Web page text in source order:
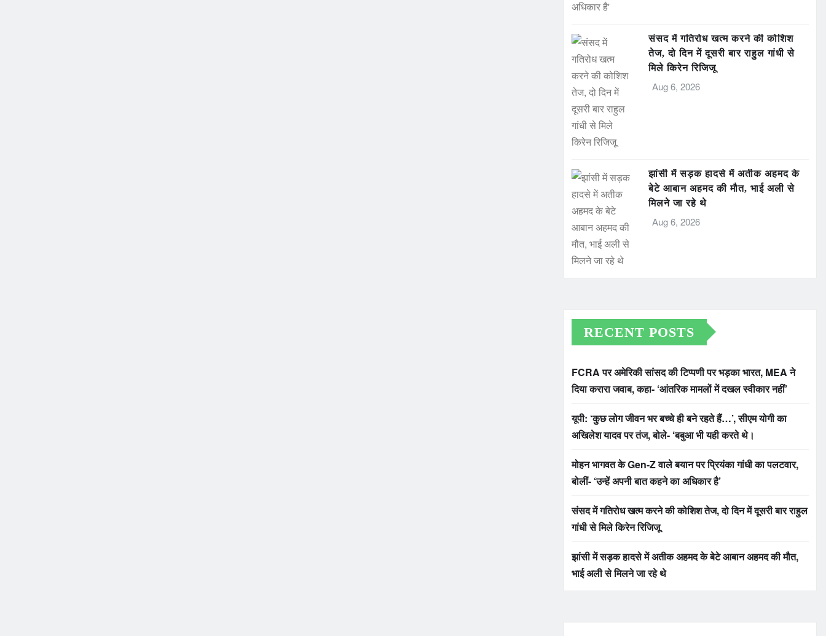
संसद में गतिरोध खत्म करने की कोशिश
तेज, दो दिन में दूसरी बार राहुल गांधी से
मिले किरेन रिजिजू
Aug 6, 2026
झांसी में सड़क हादसे में अतीक अहमद के
बेटे आबान अहमद की मौत, भाई अली से
मिलने जा रहे थे
Aug 6, 2026
RECENT POSTS
FCRA पर अमेरिकी सांसद की टिप्पणी पर भड़का भारत, MEA ने
दिया करारा जवाब, कहा- ‘आंतरिक मामलों में दखल स्वीकार नहीं’
यूपी: ‘कुछ लोग जीवन भर बच्चे ही बने रहते हैं…’, सीएम योगी का
अखिलेश यादव पर तंज, बोले- ‘बबुआ भी यही करते थे।
मोहन भागवत के Gen-Z वाले बयान पर प्रियंका गांधी का पलटवार,
बोलीं- ‘उन्हें अपनी बात कहने का अधिकार है’
संसद में गतिरोध खत्म करने की कोशिश तेज, दो दिन में दूसरी बार राहुल
गांधी से मिले किरेन रिजिजू
झांसी में सड़क हादसे में अतीक अहमद के बेटे आबान अहमद की मौत,
भाई अली से मिलने जा रहे थे